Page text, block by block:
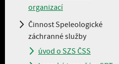
organizací
Činnost Speleologické
záchranné služby
úvod o SZS ČSS